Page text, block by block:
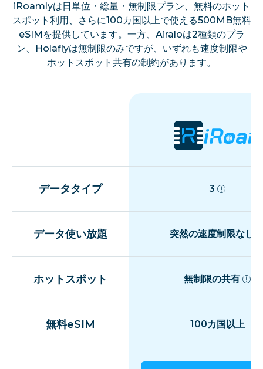
iRoamlyは日単位・総量・無制限プラン、無料のホット
スポット利用、さらに100カ国以上で使える500MB無料
eSIMを提供しています。一方、Airaloは2種類のプラ
ン、Holaflyは無制限のみですが、いずれも速度制限や
ホットスポット共有の制約があります。
データタイプ 3
データ使い放題 突然の速度制限なし
ホットスポット 無制限の共有
無料eSIM 100カ国以上